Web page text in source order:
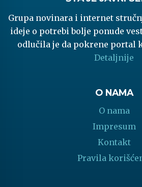
Grupa novinara i internet
ideje o potrebi bolje ponude
odlučila je da pokrene portal
Detaljnije
O NAMA
O nama
Impresum
Kontakt
Pravila